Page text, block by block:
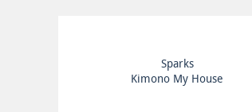
Sparks
Kimono My House